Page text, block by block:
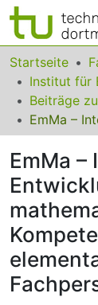
Bereiche &
Das
Statistiken
FAQ
Leitlinien
Zurück zur
Startseite
EmMa